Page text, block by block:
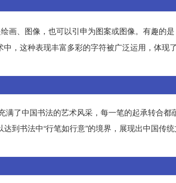
画、图像，也可以引申为图案或图像。有趣的
，这种表现丰富多彩的字符被广泛运用，体现
了中国书法的艺术风采，每一笔的起承转合都
到书法中“行笔如行意”的境界，展现出中国传